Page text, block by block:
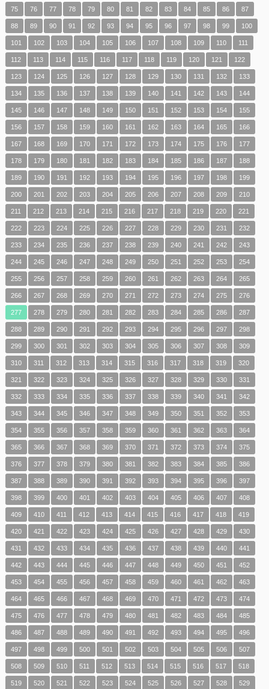
75 76 77 78 79 80 81 82 83 84 85 86 87
88 89 90 91 92 93 94 95 96 97 98 99 100
101 102 103 104 105 106 107 108 109 110 111
112 113 114 115 116 117 118 119 120 121 122
123 124 125 126 127 128 129 130 131 132 133
134 135 136 137 138 139 140 141 142 143 144
145 146 147 148 149 150 151 152 153 154 155
156 157 158 159 160 161 162 163 164 165 166
167 168 169 170 171 172 173 174 175 176 177
178 179 180 181 182 183 184 185 186 187 188
189 190 191 192 193 194 195 196 197 198 199
200 201 202 203 204 205 206 207 208 209 210
211 212 213 214 215 216 217 218 219 220 221
222 223 224 225 226 227 228 229 230 231 232
233 234 235 236 237 238 239 240 241 242 243
244 245 246 247 248 249 250 251 252 253 254
255 256 257 258 259 260 261 262 263 264 265
266 267 268 269 270 271 272 273 274 275 276
277 278 279 280 281 282 283 284 285 286 287
288 289 290 291 292 293 294 295 296 297 298
299 300 301 302 303 304 305 306 307 308 309
310 311 312 313 314 315 316 317 318 319 320
321 322 323 324 325 326 327 328 329 330 331
332 333 334 335 336 337 338 339 340 341 342
343 344 345 346 347 348 349 350 351 352 353
354 355 356 357 358 359 360 361 362 363 364
365 366 367 368 369 370 371 372 373 374 375
376 377 378 379 380 381 382 383 384 385 386
387 388 389 390 391 392 393 394 395 396 397
398 399 400 401 402 403 404 405 406 407 408
409 410 411 412 413 414 415 416 417 418 419
420 421 422 423 424 425 426 427 428 429 430
431 432 433 434 435 436 437 438 439 440 441
442 443 444 445 446 447 448 449 450 451 452
453 454 455 456 457 458 459 460 461 462 463
464 465 466 467 468 469 470 471 472 473 474
475 476 477 478 479 480 481 482 483 484 485
486 487 488 489 490 491 492 493 494 495 496
497 498 499 500 501 502 503 504 505 506 507
508 509 510 511 512 513 514 515 516 517 518
519 520 521 522 523 524 525 526 527 528 529